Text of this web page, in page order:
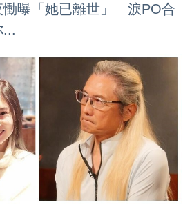
慟曝「她已離世」 淚PO合
...